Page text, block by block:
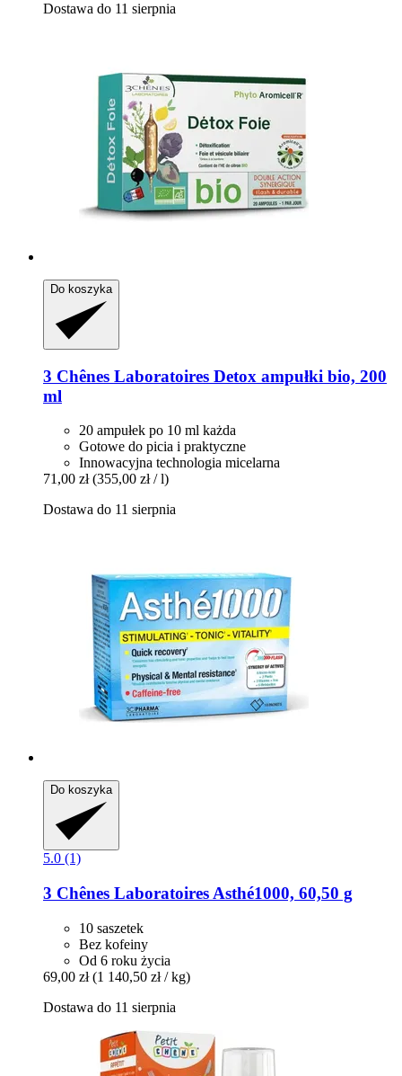
Dostawa do 11 sierpnia
Do koszyka
3 Chênes Laboratoires Detox ampułki bio, 200
ml
20 ampułek po 10 ml każda
Gotowe do picia i praktyczne
Innowacyjna technologia micelarna
71,00 zł (355,00 zł / l)
Dostawa do 11 sierpnia
Do koszyka
5.0 (1)
3 Chênes Laboratoires Asthé1000, 60,50 g
10 saszetek
Bez kofeiny
Od 6 roku życia
69,00 zł (1 140,50 zł / kg)
Dostawa do 11 sierpnia